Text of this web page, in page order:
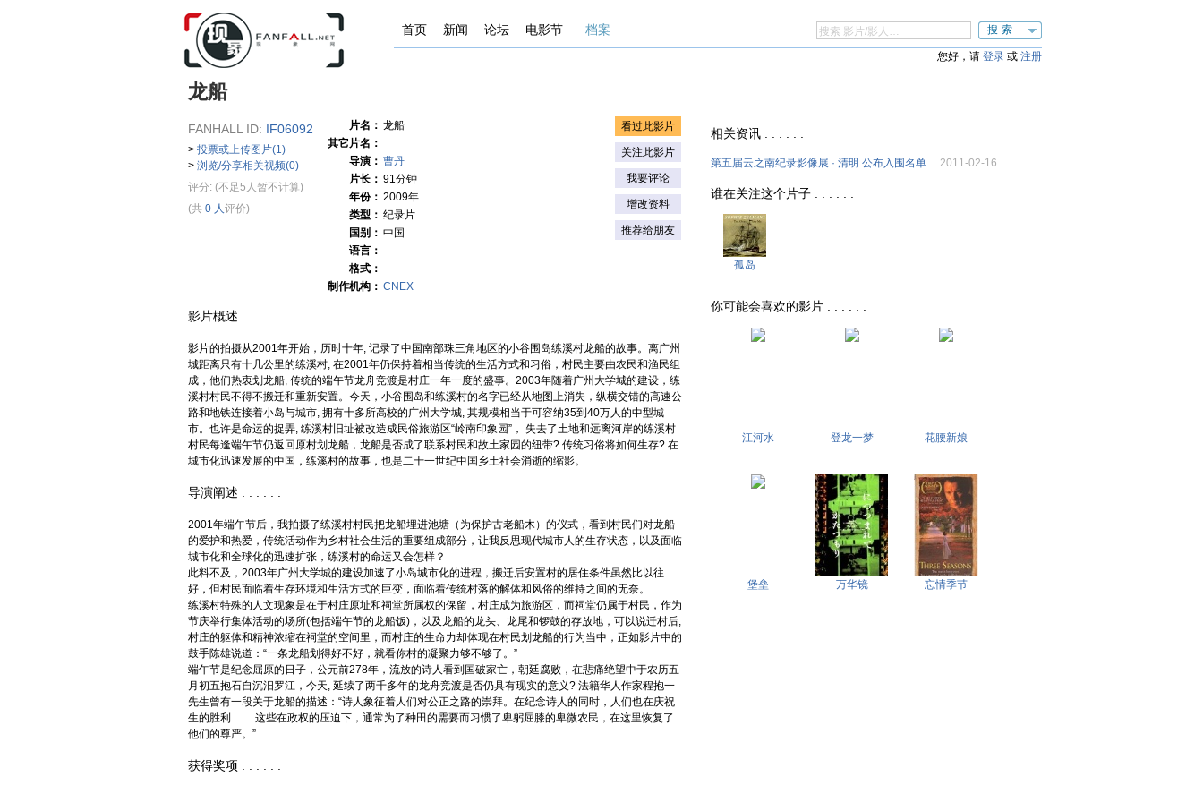
首页 新闻 论坛 电影节 档案 搜索
您好，请 登录 或 注册
龙船
FANHALL ID: IF06092
> 投票或上传图片(1)
> 浏览/分享相关视频(0)
评分: (不足5人暂不计算)
(共 0 人评价)
片名： 龙船
其它片名：
导演： 曹丹
片长： 91分钟
年份： 2009年
类型： 纪录片
国别： 中国
语言：
格式：
制作机构： CNEX
看过此影片
关注此影片
我要评论
增改资料
推荐给朋友
影片概述 . . . . . .
影片的拍摄从2001年开始，历时十年, 记录了中国南部珠三角地区的小谷围岛练溪村龙船的故事。离广州
城距离只有十几公里的练溪村, 在2001年仍保持着相当传统的生活方式和习俗，村民主要由农民和渔民组
成，他们热衷划龙船, 传统的端午节龙舟竞渡是村庄一年一度的盛事。2003年随着广州大学城的建设，练
溪村村民不得不搬迁和重新安置。今天，小谷围岛和练溪村的名字已经从地图上消失，纵横交错的高速公
路和地铁连接着小岛与城市, 拥有十多所高校的广州大学城, 其规模相当于可容纳35到40万人的中型城
市。也许是命运的捉弄, 练溪村旧址被改造成民俗旅游区“岭南印象园”， 失去了土地和远离河岸的练溪村
村民每逢端午节仍返回原村划龙船，龙船是否成了联系村民和故土家园的纽带? 传统习俗将如何生存? 在
城市化迅速发展的中国，练溪村的故事，也是二十一世纪中国乡土社会消逝的缩影。
导演阐述 . . . . . .
2001年端午节后，我拍摄了练溪村村民把龙船埋进池塘（为保护古老船木）的仪式，看到村民们对龙船
的爱护和热爱，传统活动作为乡村社会生活的重要组成部分，让我反思现代城市人的生存状态，以及面临
城市化和全球化的迅速扩张，练溪村的命运又会怎样？
此料不及，2003年广州大学城的建设加速了小岛城市化的进程，搬迁后安置村的居住条件虽然比以往
好，但村民面临着生存环境和生活方式的巨变，面临着传统村落的解体和风俗的维持之间的无奈。
练溪村特殊的人文现象是在于村庄原址和祠堂所属权的保留，村庄成为旅游区，而祠堂仍属于村民，作为
节庆举行集体活动的场所(包括端午节的龙船饭)，以及龙船的龙头、龙尾和锣鼓的存放地，可以说迁村后,
村庄的躯体和精神浓缩在祠堂的空间里，而村庄的生命力却体现在村民划龙船的行为当中，正如影片中的
鼓手陈雄说道：“一条龙船划得好不好，就看你村的凝聚力够不够了。”
端午节是纪念屈原的日子，公元前278年，流放的诗人看到国破家亡，朝廷腐败，在悲痛绝望中于农历五
月初五抱石自沉汨罗江，今天, 延续了两千多年的龙舟竞渡是否仍具有现实的意义? 法籍华人作家程抱一
先生曾有一段关于龙船的描述：“诗人象征着人们对公正之路的崇拜。在纪念诗人的同时，人们也在庆祝
生的胜利…… 这些在政权的压迫下，通常为了种田的需要而习惯了卑躬屈膝的卑微农民，在这里恢复了
他们的尊严。”
获得奖项 . . . . . .
相关资讯 . . . . . .
第五届云之南纪录影像展 · 清明 公布入围名单 2011-02-16
谁在关注这个片子 . . . . . .
孤岛
你可能会喜欢的影片 . . . . . .
江河水 登龙一梦 花腰新娘
堡垒 万华镜 忘情季节